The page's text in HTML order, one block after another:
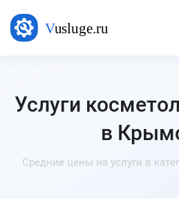
Услуги
в
Средние цены на услуги в